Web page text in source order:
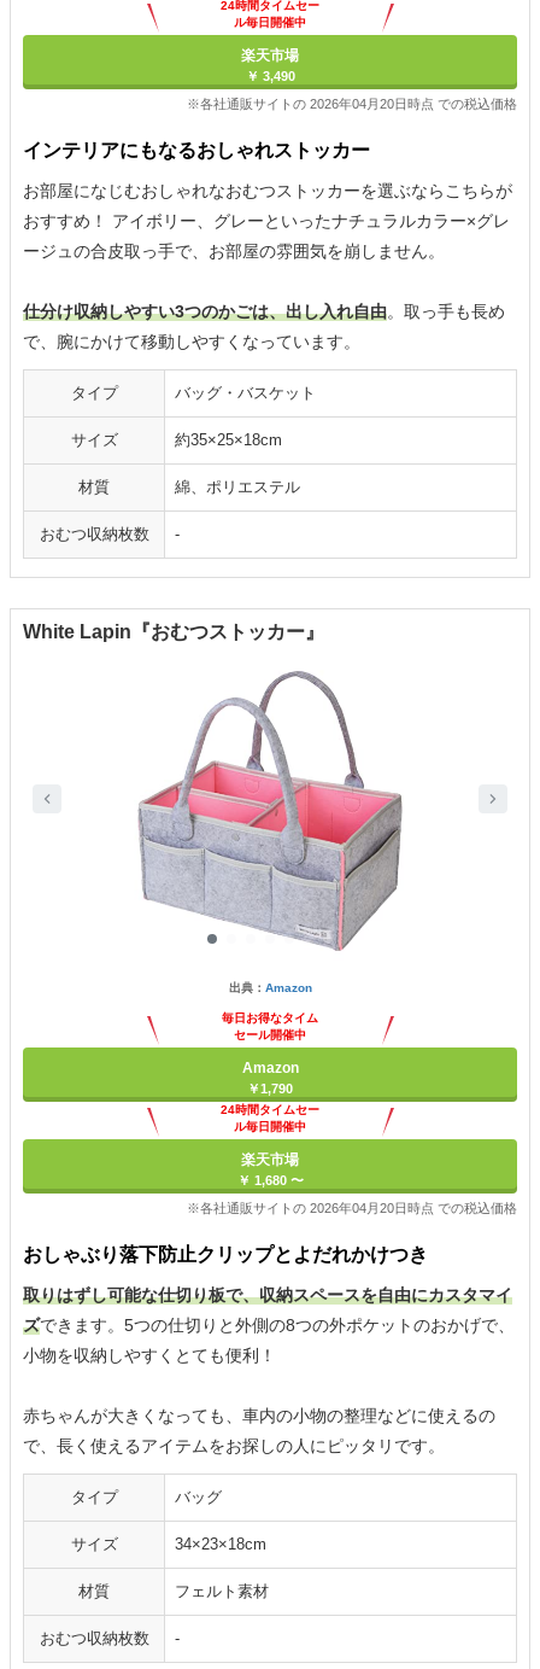
24時間タイムセー
ル毎日開催中
楽天市場
￥ 3,490
※各社通販サイトの 2026年04月20日時点 での税込価格
インテリアにもなるおしゃれストッカー
お部屋になじむおしゃれなおむつストッカーを選ぶならこちらが
おすすめ！ アイボリー、グレーといったナチュラルカラー×グレ
ージュの合皮取っ手で、お部屋の雰囲気を崩しません。
仕分け収納しやすい3つのかごは、出し入れ自由。取っ手も長め
で、腕にかけて移動しやすくなっています。
タイプ バッグ・バスケット
サイズ 約35×25×18cm
材質 綿、ポリエステル
おむつ収納枚数 -
White Lapin『おむつストッカー』
出典： Amazon
毎日お得なタイム
セール開催中
Amazon
￥1,790
24時間タイムセー
ル毎日開催中
楽天市場
￥ 1,680 〜
※各社通販サイトの 2026年04月20日時点 での税込価格
おしゃぶり落下防止クリップとよだれかけつき
取りはずし可能な仕切り板で、収納スペースを自由にカスタマイ
ズできます。5つの仕切りと外側の8つの外ポケットのおかげで、
小物を収納しやすくとても便利！
赤ちゃんが大きくなっても、車内の小物の整理などに使えるの
で、長く使えるアイテムをお探しの人にピッタリです。
タイプ バッグ
サイズ 34×23×18cm
材質 フェルト素材
おむつ収納枚数 -